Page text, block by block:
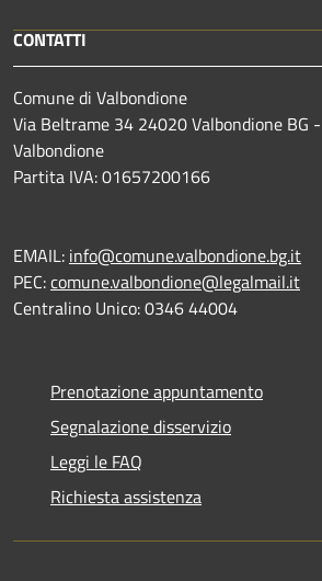
CONTATTI
Comune di Valbondione
Via Beltrame 34 24020 Valbondione BG
Valbondione
Partita IVA: 01657200166
EMAIL: info@comune.valbondione.bg.it
PEC:comune.valbondione@legalmail.it
Centralino Unico: 0346 44004
Prenotazione appuntamento
Segnalazione disservizio
Leggi le FAQ
Richiesta assistenza